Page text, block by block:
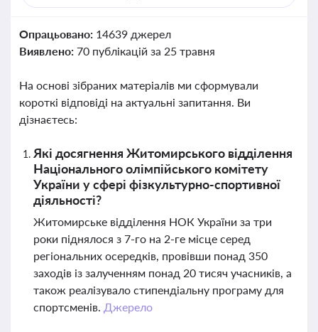
Опрацьовано: 14639 джерел
Виявлено: 70 публікацій за 25 травня
На основі зібраних матеріалів ми сформували
короткі відповіді на актуальні запитання. Ви
дізнаєтесь:
Які досягнення Житомирського відділення
Національного олімпійського комітету
України у сфері фізкультурно-спортивної
діяльності?
Житомирське відділення НОК України за три
роки піднялося з 7-го на 2-ге місце серед
регіональних осередків, провівши понад 350
заходів із залученням понад 20 тисяч учасників, а
також реалізувало стипендіальну програму для
спортсменів. Джерело